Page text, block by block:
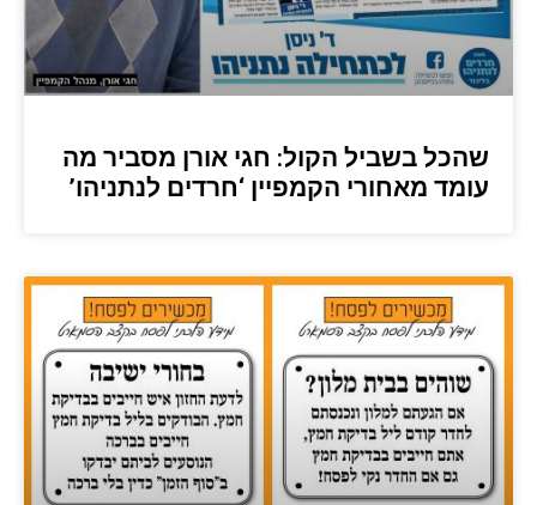
שהכל בשביל הקול: חגי אורן מסביר מה
עומד מאחורי הקמפיין ‘חרדים לנתניהו’